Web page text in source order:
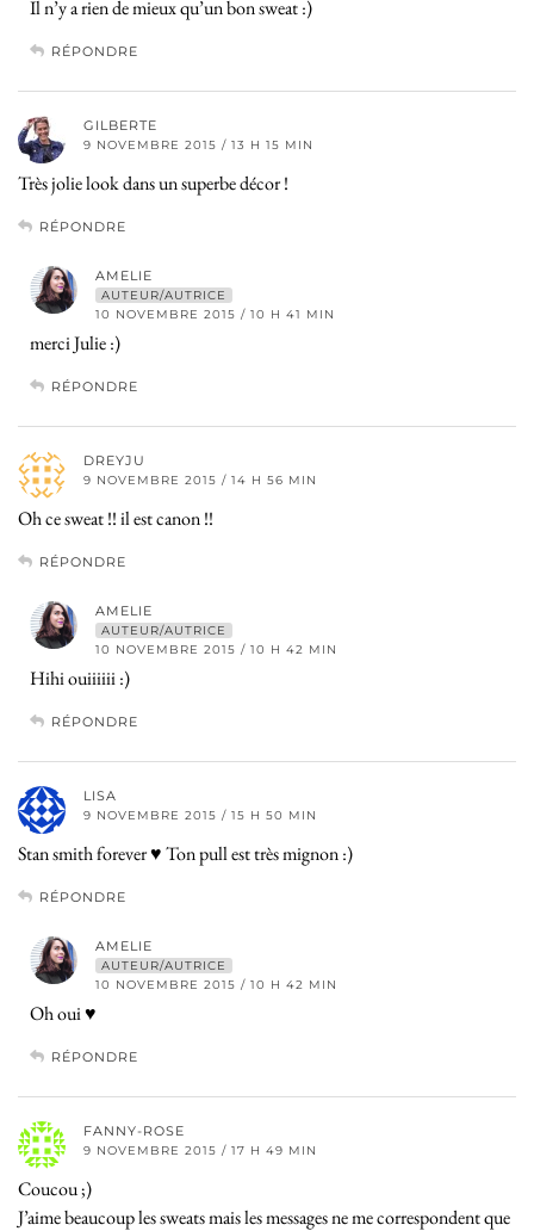
Il n’y a rien de mieux qu’un bon sweat :)
RÉPONDRE
GILBERTE
9 NOVEMBRE 2015 / 13 H 15 MIN
Très jolie look dans un superbe décor !
RÉPONDRE
AMELIE
AUTEUR/AUTRICE
10 NOVEMBRE 2015 / 10 H 41 MIN
merci Julie :)
RÉPONDRE
DREYJU
9 NOVEMBRE 2015 / 14 H 56 MIN
Oh ce sweat !! il est canon !!
RÉPONDRE
AMELIE
AUTEUR/AUTRICE
10 NOVEMBRE 2015 / 10 H 42 MIN
Hihi ouiiiiii :)
RÉPONDRE
LISA
9 NOVEMBRE 2015 / 15 H 50 MIN
Stan smith forever ♥ Ton pull est très mignon :)
RÉPONDRE
AMELIE
AUTEUR/AUTRICE
10 NOVEMBRE 2015 / 10 H 42 MIN
Oh oui ♥
RÉPONDRE
FANNY-ROSE
9 NOVEMBRE 2015 / 17 H 49 MIN
Coucou ;)
J’aime beaucoup les sweats mais les messages ne me correspondent que